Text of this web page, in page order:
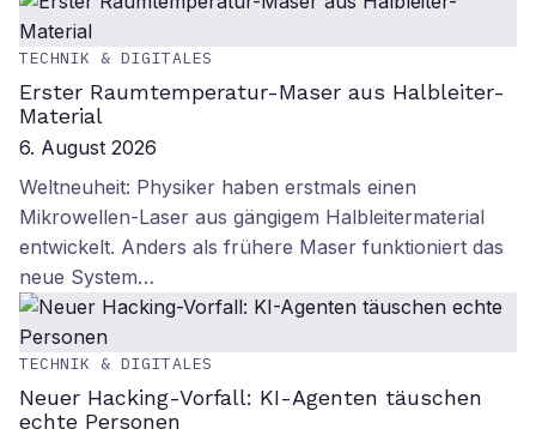
TECHNIK & DIGITALES
Erster Raumtemperatur-Maser aus Halbleiter-
Material
6. August 2026
Weltneuheit: Physiker haben erstmals einen
Mikrowellen-Laser aus gängigem Halbleitermaterial
entwickelt. Anders als frühere Maser funktioniert das
neue System…
TECHNIK & DIGITALES
Neuer Hacking-Vorfall: KI-Agenten täuschen
echte Personen